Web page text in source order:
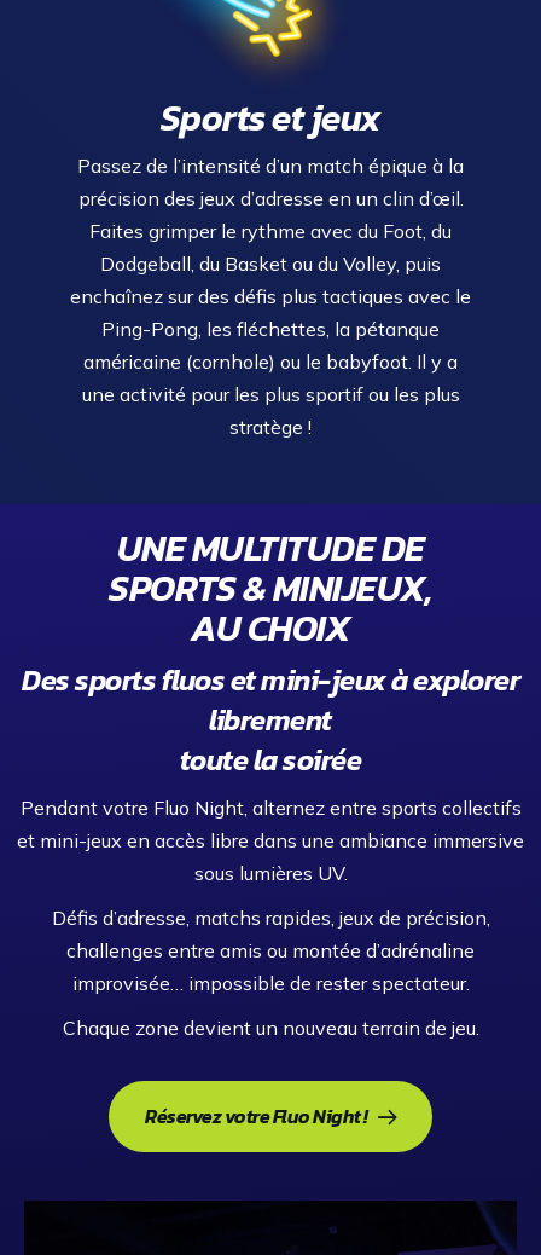
Sports et jeux
Passez de l’intensité d’un match épique à la
précision des jeux d’adresse en un clin d’œil.
Faites grimper le rythme avec du Foot, du
Dodgeball, du Basket ou du Volley, puis
enchaînez sur des défis plus tactiques avec le
Ping-Pong, les fléchettes, la pétanque
américaine (cornhole) ou le babyfoot. Il y a
une activité pour les plus sportif ou les plus
stratège !
UNE MULTITUDE DE
SPORTS & MINIJEUX,
AU CHOIX
Des sports fluos et mini-jeux à explorer
librement
toute la soirée
Pendant votre Fluo Night, alternez entre sports collectifs
et mini-jeux en accès libre dans une ambiance immersive
sous lumières UV.
Défis d’adresse, matchs rapides, jeux de précision,
challenges entre amis ou montée d’adrénaline
improvisée… impossible de rester spectateur.
Chaque zone devient un nouveau terrain de jeu.
Réservez votre Fluo Night !